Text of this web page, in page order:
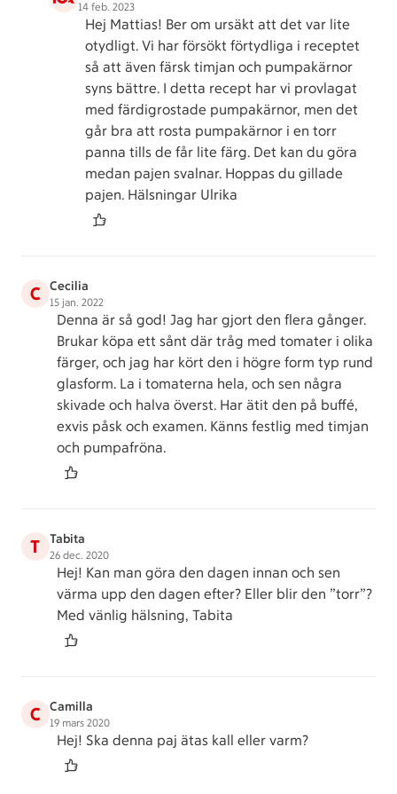
14 feb. 2023
Hej Mattias! Ber om ursäkt att det var lite
otydligt. Vi har försökt förtydliga i receptet
så att även färsk timjan och pumpakärnor
syns bättre. I detta recept har vi provlagat
med färdigrostade pumpakärnor, men det
går bra att rosta pumpakärnor i en torr
panna tills de får lite färg. Det kan du göra
medan pajen svalnar. Hoppas du gillade
pajen. Hälsningar Ulrika
C Cecilia
15 jan. 2022
Denna är så god! Jag har gjort den flera gånger.
Brukar köpa ett sånt där tråg med tomater i olika
färger, och jag har kört den i högre form typ rund
glasform. La i tomaterna hela, och sen några
skivade och halva överst. Har ätit den på buffé,
exvis påsk och examen. Känns festlig med timjan
och pumpafröna.
T Tabita
26 dec. 2020
Hej! Kan man göra den dagen innan och sen
värma upp den dagen efter? Eller blir den ”torr”?
Med vänlig hälsning, Tabita
C Camilla
19 mars 2020
Hej! Ska denna paj ätas kall eller varm?